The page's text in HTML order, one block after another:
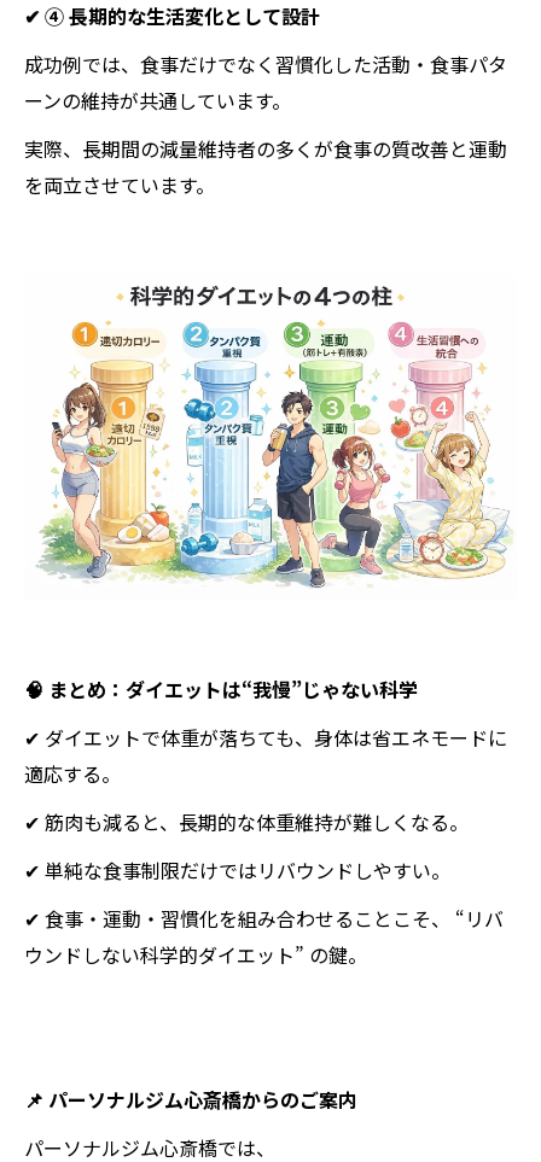
✔ ④ 長期的な生活変化として設計
成功例では、食事だけでなく習慣化した活動・食事パタ
ーンの維持が共通しています。
実際、長期間の減量維持者の多くが食事の質改善と運動
を両立させています。
🧠 まとめ：ダイエットは“我慢”じゃない科学
✔ ダイエットで体重が落ちても、身体は省エネモードに
適応する。
✔ 筋肉も減ると、長期的な体重維持が難しくなる。
✔ 単純な食事制限だけではリバウンドしやすい。
✔ 食事・運動・習慣化を組み合わせることこそ、 “リバ
ウンドしない科学的ダイエット” の鍵。
📌 パーソナルジム心斎橋からのご案内
パーソナルジム心斎橋では、